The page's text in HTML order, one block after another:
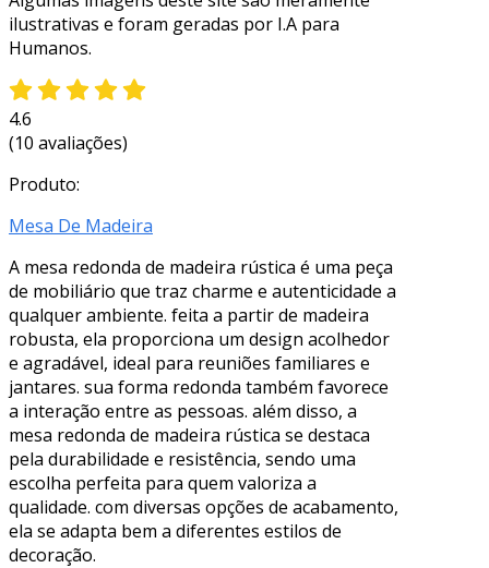
ilustrativas e foram geradas por I.A para
Humanos.
4.6
(10 avaliações)
Produto:
Mesa De Madeira
A mesa redonda de madeira rústica é uma peça
de mobiliário que traz charme e autenticidade a
qualquer ambiente. feita a partir de madeira
robusta, ela proporciona um design acolhedor
e agradável, ideal para reuniões familiares e
jantares. sua forma redonda também favorece
a interação entre as pessoas. além disso, a
mesa redonda de madeira rústica se destaca
pela durabilidade e resistência, sendo uma
escolha perfeita para quem valoriza a
qualidade. com diversas opções de acabamento,
ela se adapta bem a diferentes estilos de
decoração.